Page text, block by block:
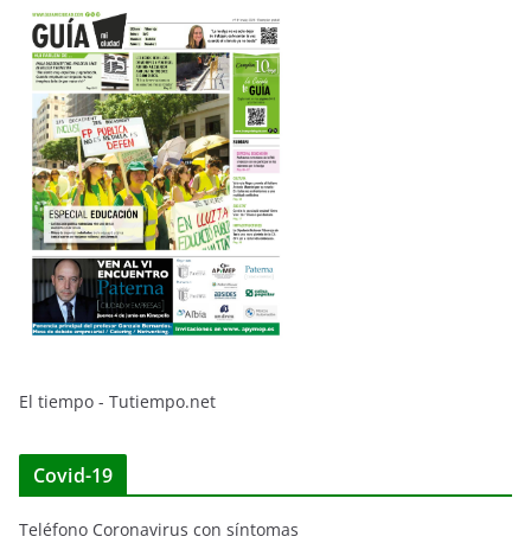
El tiempo - Tutiempo.net
Covid-19
Teléfono Coronavirus con síntomas